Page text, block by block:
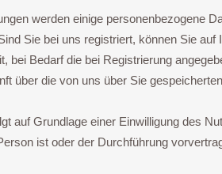
werden einige personenbezogene
Sie bei uns registriert, können Sie
Bedarf die bei Registrierung
über die von uns über Sie
auf Grundlage einer Einwilligung des
ist oder der Durchführung